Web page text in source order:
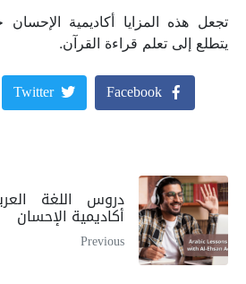
تجعل هذه المزايا أكاديمية
يتطلع إلى تعلم قراءة القرآن.
Facebook
Twitter
دروس اللغة
أكاديمية الإحسان
Previous